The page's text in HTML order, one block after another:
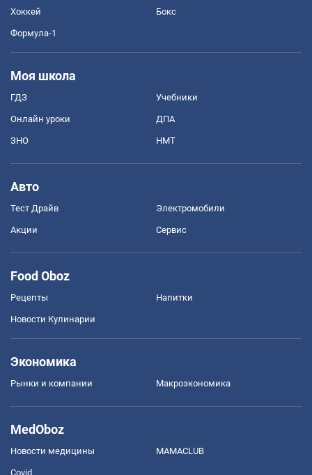
Хоккей Бокс
Формула-1
Моя школа
ГДЗ Учебники
Онлайн уроки ДПА
ЗНО НМТ
Авто
Тест Драйв Электромобили
Акции Сервис
Food Oboz
Рецепты Напитки
Новости Кулинарии
Экономика
Рынки и компании Mакроэкономика
MedOboz
Новости медицины MAMACLUB
Covid